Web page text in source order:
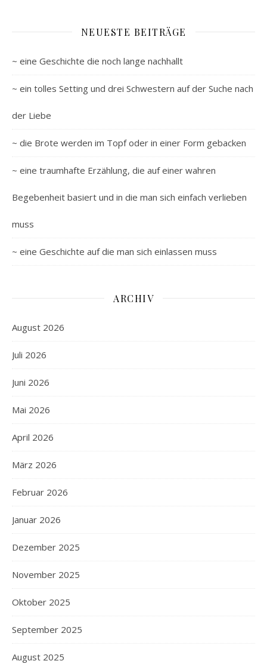
NEUESTE BEITRÄGE
~ eine Geschichte die noch lange nachhallt
~ ein tolles Setting und drei Schwestern auf der Suche nach
der Liebe
~ die Brote werden im Topf oder in einer Form gebacken
~ eine traumhafte Erzählung, die auf einer wahren
Begebenheit basiert und in die man sich einfach verlieben
muss
~ eine Geschichte auf die man sich einlassen muss
ARCHIV
August 2026
Juli 2026
Juni 2026
Mai 2026
April 2026
März 2026
Februar 2026
Januar 2026
Dezember 2025
November 2025
Oktober 2025
September 2025
August 2025